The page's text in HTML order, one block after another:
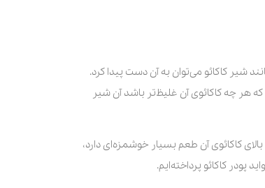
شیر کاکائو می‌توان به آن دست پیدا کرد.
هر چه کاکائوی آن غلیظ‌تر باشد آن شیر
کاکائوی آن طعم بسیار خوشمزه‌ای دارد،
پودر کاکائو پرداخته‌ایم.